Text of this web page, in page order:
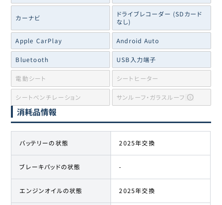
カーナビ
ドライブレコーダー (SDカード
なし)
Apple CarPlay Android Auto
Bluetooth USB入力端子
電動シート シートヒーター
シートベンチレーション サンルーフ・ガラスルーフ
消耗品情報
バッテリーの状態 2025年交換
ブレーキパッドの状態 -
エンジンオイルの状態 2025年交換